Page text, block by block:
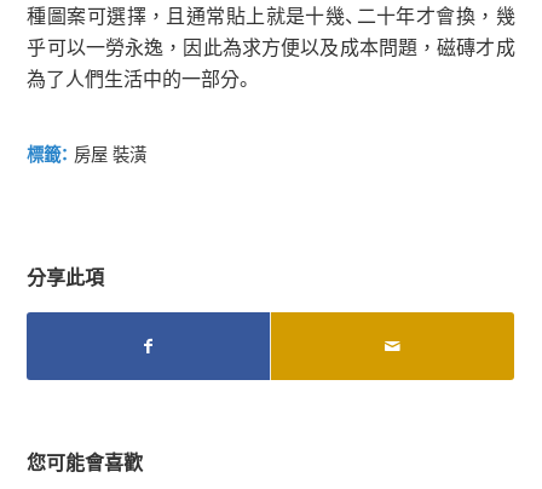
種圖案可選擇，且通常貼上就是十幾、二十年才會換，幾
乎可以一勞永逸，因此為求方便以及成本問題，磁磚才成
為了人們生活中的一部分。
標籤： 房屋 裝潢
分享此項
您可能會喜歡